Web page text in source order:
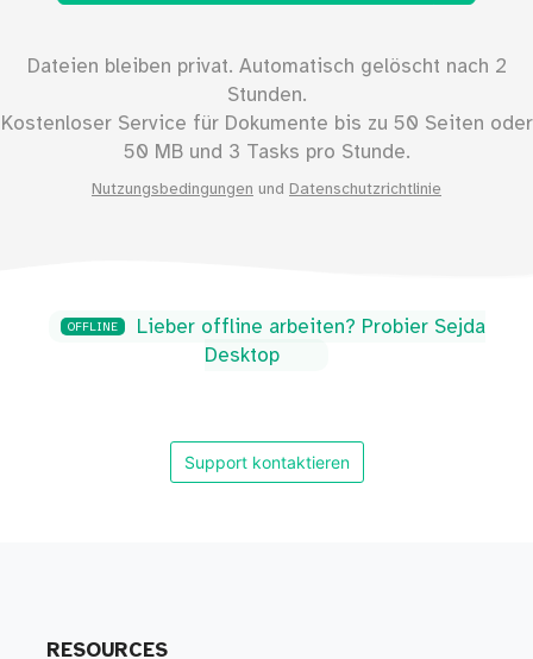
Dateien bleiben privat. Automatisch gelöscht nach 2
Stunden.
Kostenloser Service für Dokumente bis zu 50 Seiten oder
50 MB und 3 Tasks pro Stunde.
Nutzungsbedingungen und Datenschutzrichtlinie
OFFLINE
Lieber offline arbeiten? Probier Sejda
Desktop
Support kontaktieren
RESOURCES